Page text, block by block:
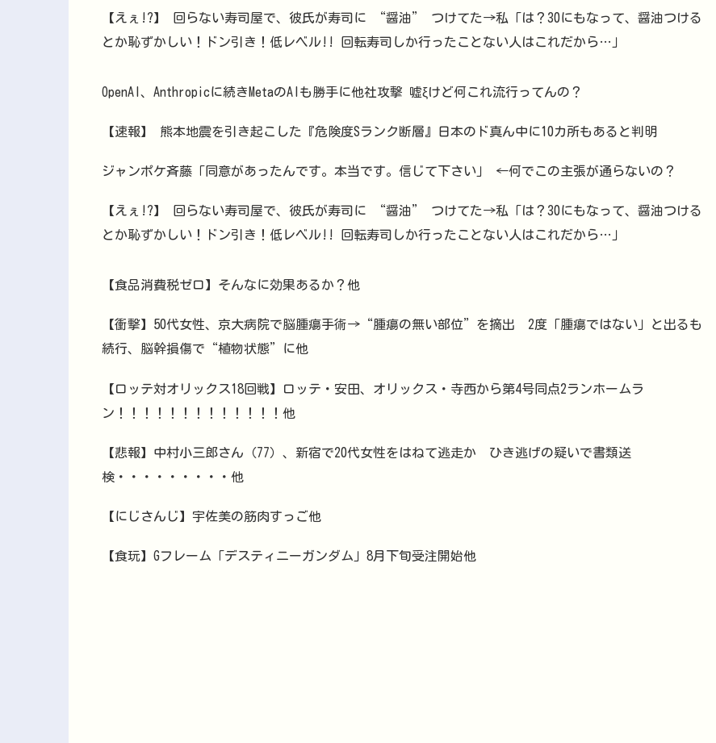
【えぇ!?】 回らない寿司屋で、彼氏が寿司に “醤油” つけてた→私「は？30にもなって、醤油つける
とか恥ずかしい！ドン引き！低レベル!! 回転寿司しか行ったことない人はこれだから…」
OpenAI、Anthropicに続きMetaのAIも勝手に他社攻撃 嘘ξけど何これ流行ってんの？
【速報】 熊本地震を引き起こした『危険度Sランク断層』日本のド真ん中に10カ所もあると判明
ジャンポケ斉藤「同意があったんです。本当です。信じて下さい」 ←何でこの主張が通らないの？
【えぇ!?】 回らない寿司屋で、彼氏が寿司に “醤油” つけてた→私「は？30にもなって、醤油つける
とか恥ずかしい！ドン引き！低レベル!! 回転寿司しか行ったことない人はこれだから…」
【食品消費税ゼロ】そんなに効果あるか？他
【衝撃】50代女性、京大病院で脳腫瘍手術→“腫瘍の無い部位”を摘出 2度「腫瘍ではない」と出るも
続行、脳幹損傷で“植物状態”に他
【ロッテ対オリックス18回戦】ロッテ・安田、オリックス・寺西から第4号同点2ランホームラ
ン！！！！！！！！！！！！！他
【悲報】中村小三郎さん（77）、新宿で20代女性をはねて逃走か ひき逃げの疑いで書類送
検・・・・・・・・・他
【にじさんじ】宇佐美の筋肉すっご他
【食玩】Gフレーム「デスティニーガンダム」8月下旬受注開始他